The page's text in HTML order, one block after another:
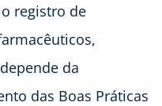
registro de
da
das Boas Práticas